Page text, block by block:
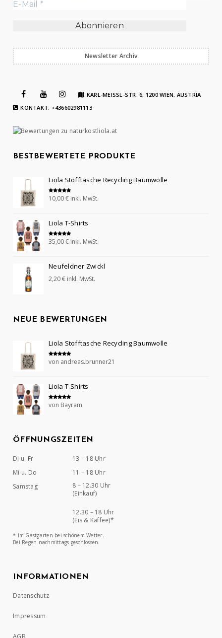
Newsletter Archiv
KARL-MEISSL-STR. 6, 1200 WIEN, AUSTRIA
KONTAKT: +436602981113
BESTBEWERTETE PRODUKTE
Liola Stofftasche Recycling Baumwolle
Bewertet mit
5.00
10,00€ inkl. MwSt.
Liola T-Shirts
Bewertet mit
5.00
35,00€ inkl. MwSt.
Neufeldner Zwickl
2,20€ inkl. MwSt.
NEUE BEWERTUNGEN
Liola Stofftasche Recycling Baumwolle
Bewertet mit
von andreas.brunner21
Liola T-Shirts
Bewertet mit
von Bayram
ÖFFNUNGSZEITEN
Di u. Fr
13 – 18 Uhr
Mi u. Do
11 – 18 Uhr
Samstag
8 – 12.30 Uhr
(Einkauf)
12.30 – 18 Uhr
(Eis & Kaffee)*
* Im Gastgarten bei schönem Wetter.
Bei Regen nachmittags geschlossen.
INFORMATIONEN
Datenschutz
Impressum